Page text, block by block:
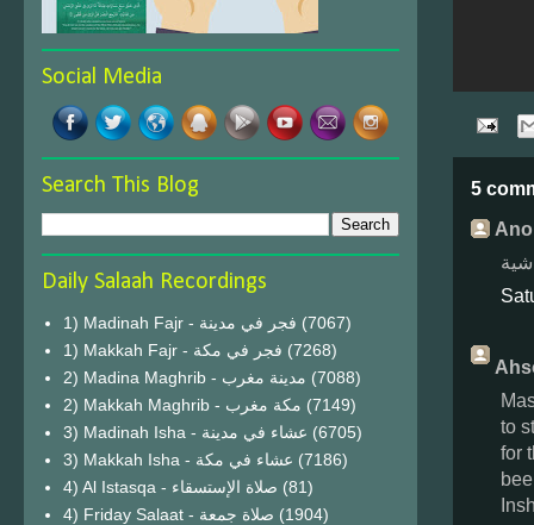
5
to
for
Social Media
Search This Blog
Daily Salaah Recordings
1) Madinah Fajr - فجر في مدينة (7067)
1) Makkah Fajr - فجر في مكة (7268)
2) Madina Maghrib - مدينة مغرب (7088)
2) Makkah Maghrib - مكة مغرب (7149)
3) Madinah Isha - عشاء في مدينة (6705)
3) Makkah Isha - عشاء في مكة (7186)
4) Al Istasqa - صلاة الإستسقاء (81)
4) Friday Salaat - صلاة جمعة (1904)